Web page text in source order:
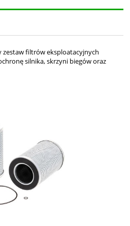
zestaw filtrów eksploatacyjnych
silnika, skrzyni biegów oraz